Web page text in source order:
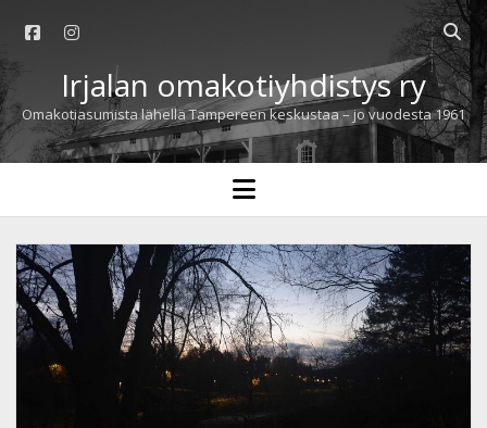
facebookinstagram
Open
bar
Irjalan omakotiyhdistys ry
Omakotiasumista lähellä Tampereen keskustaa – jo vuodesta 1961
open
menu